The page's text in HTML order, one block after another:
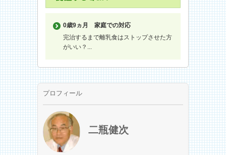
0歳9ヵ月
家庭での対応
完治するまで離乳食はストップさせた方
がいい？...
プロフィール
二瓶健次